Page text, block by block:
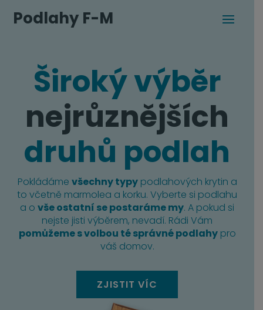
Podlahy F-M
Široký výběr
nejrůznějších
druhů podlah
Pokládáme všechny typypodlahových krytin a
to včetně marmolea a korku. Vyberte si podlahu
a o vše ostatní se postaráme my. A pokud si
nejste jisti výběrem, nevadí. Rádi Vám
pomůžeme s volbou té správné podlahypro
váš domov.
ZJISTIT VÍC